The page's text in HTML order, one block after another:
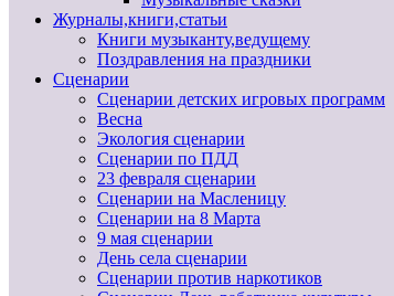
Журналы,книги,статьи
Книги музыканту,ведущему
Поздравления на праздники
Сценарии
Сценарии детских игровых программ
Весна
Экология сценарии
Сценарии по ПДД
23 февраля сценарии
Сценарии на Масленицу
Сценарии на 8 Марта
9 мая сценарии
День села сценарии
Сценарии против наркотиков